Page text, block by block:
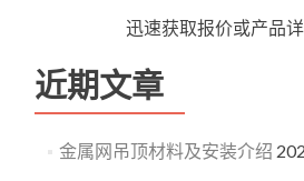
迅速获取报价或产品详
近期文章
金属网吊顶材料及安装介绍